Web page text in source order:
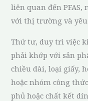
liên quan đến
với thị trường và
Thứ tư, duy trì việc
phải khớp với sản
chiều dài, loại giấy,
hoặc nhóm công
phủ hoặc chất kết